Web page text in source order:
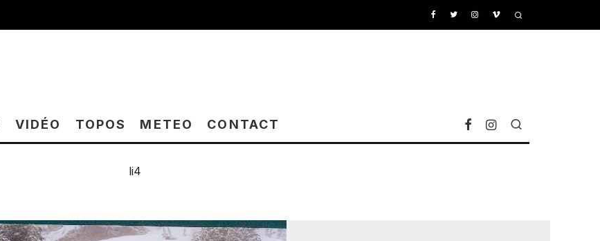
VIDÉO TOPOS METEO CONTACT
li4